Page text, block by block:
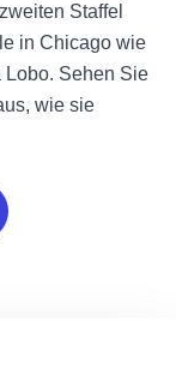
Staffel
in Chicago wie
Lobo. Sehen Sie
wie sie